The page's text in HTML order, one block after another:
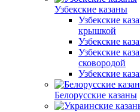
Узбекские казаны
Узбекские
крышкой
Узбекские
Узбекские
сковородой
Узбекские
Белорусские казаны